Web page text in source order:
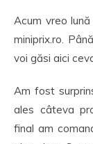
Acum vreo
miniprix.ro.
voi găsi aici
Am fost
ales câteva
final am